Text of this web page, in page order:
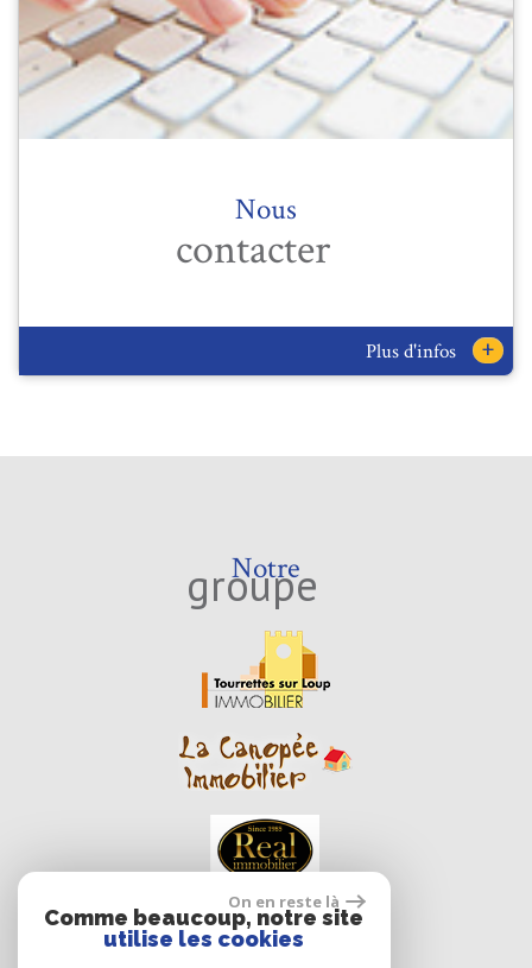
Nous
contacter
Plus d'infos +
Notre
groupe
On en reste là
Comme beaucoup, notre site
utilise les cookies